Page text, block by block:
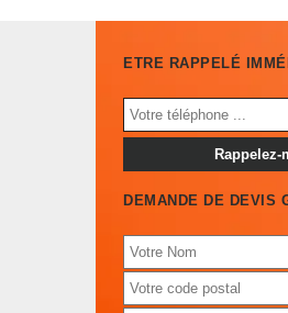
ETRE RAPPELÉ
DEMANDE DE DEVIS